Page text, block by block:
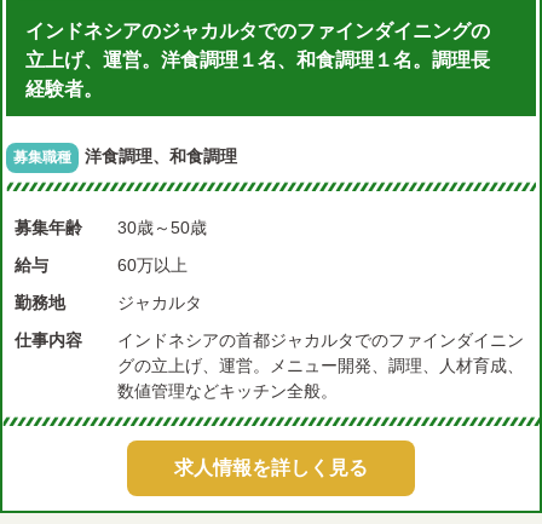
インドネシアのジャカルタでのファインダイニングの
立上げ、運営。洋食調理１名、和食調理１名。調理長
経験者。
募集職種 洋食調理、和食調理
募集年齢
30歳～50歳
給与
60万以上
勤務地
ジャカルタ
仕事内容
インドネシアの首都ジャカルタでのファインダイニン
グの立上げ、運営。メニュー開発、調理、人材育成、
数値管理などキッチン全般。
求人情報を詳しく見る